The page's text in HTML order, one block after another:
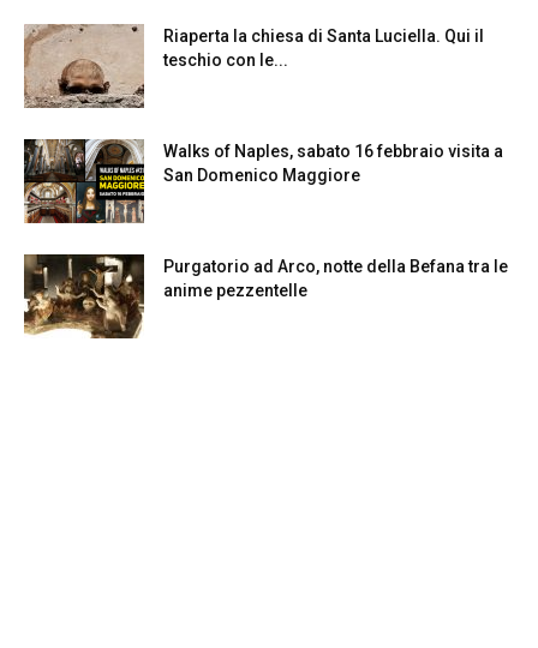
Riaperta la chiesa di Santa Luciella. Qui il
teschio con le...
Walks of Naples, sabato 16 febbraio visita a
San Domenico Maggiore
Purgatorio ad Arco, notte della Befana tra le
anime pezzentelle